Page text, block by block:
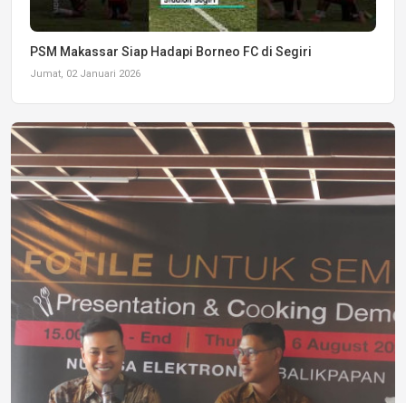
PSM Makassar Siap Hadapi Borneo FC di Segiri
Jumat, 02 Januari 2026